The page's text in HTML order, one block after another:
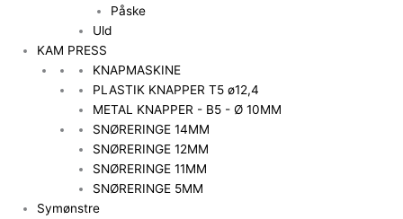
Påske
Uld
KAM PRESS
KNAPMASKINE
PLASTIK KNAPPER T5 ø12,4
METAL KNAPPER - B5 - Ø 10MM
SNØRERINGE 14MM
SNØRERINGE 12MM
SNØRERINGE 11MM
SNØRERINGE 5MM
Symønstre